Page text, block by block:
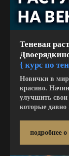
Теневая
{ курс по
Новички в
красиво.
улучшить
которые давно
подробнее о